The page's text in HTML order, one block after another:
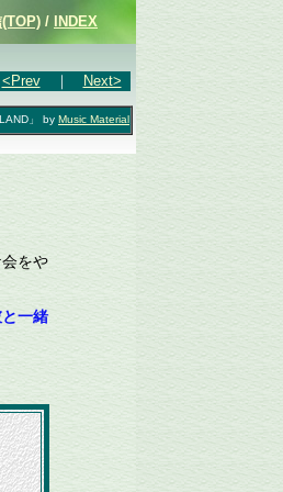
/ INDEX
<Prev ｜ Next>
」 by Music Material
をや
一緒